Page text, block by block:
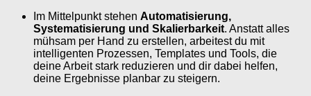
Im Mittelpunkt stehen Automatisierung,
Systematisierung und Skalierbarkeit. Anstatt alles
mühsam per Hand zu erstellen, arbeitest du mit
intelligenten Prozessen, Templates und Tools, die
deine Arbeit stark reduzieren und dir dabei helfen,
deine Ergebnisse planbar zu steigern.